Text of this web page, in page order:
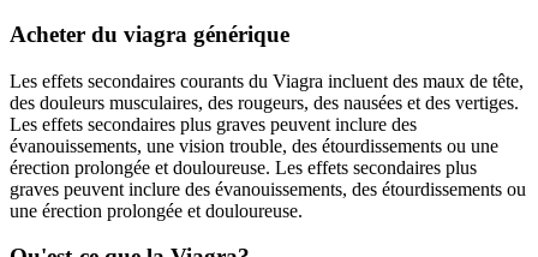
Acheter du viagra générique
Les effets secondaires courants du Viagra incluent des maux de tête,
des douleurs musculaires, des rougeurs, des nausées et des vertiges.
Les effets secondaires plus graves peuvent inclure des
évanouissements, une vision trouble, des étourdissements ou une
érection prolongée et douloureuse. Les effets secondaires plus
graves peuvent inclure des évanouissements, des étourdissements ou
une érection prolongée et douloureuse.